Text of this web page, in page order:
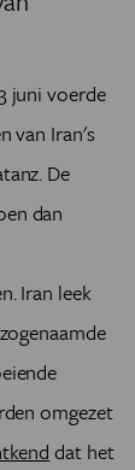
juni voerde
van Iran's
De
dan
Iran leek
omgezet
dat het